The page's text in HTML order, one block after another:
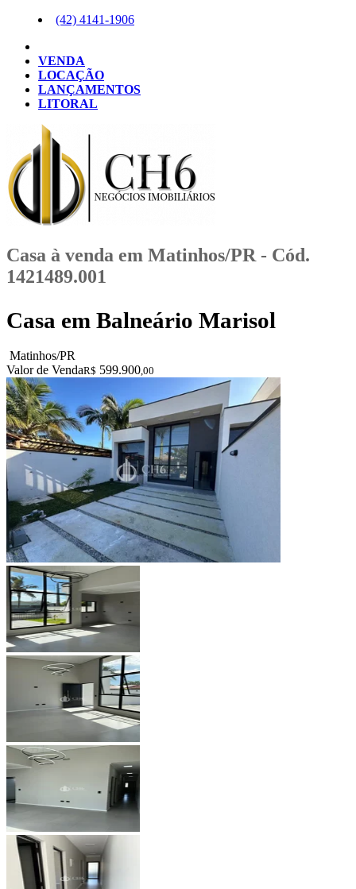
(42) 4141-1906
VENDA
LOCAÇÃO
LANÇAMENTOS
LITORAL
Casa à venda em Matinhos/PR - Cód.
1421489.001
Casa em Balneário Marisol
Matinhos/PR
Valor de VendaR$ 599.900,00